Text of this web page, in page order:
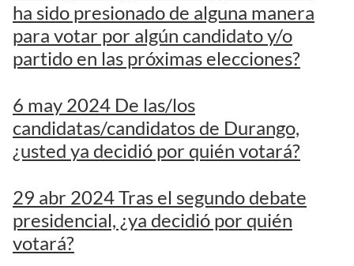
ha sido presionado de alguna manera
para votar por algún candidato y/o
partido en las próximas elecciones?
6 may 2024 De las/los
candidatas/candidatos de Durango,
¿usted ya decidió por quién votará?
29 abr 2024 Tras el segundo debate
presidencial, ¿ya decidió por quién
votará?